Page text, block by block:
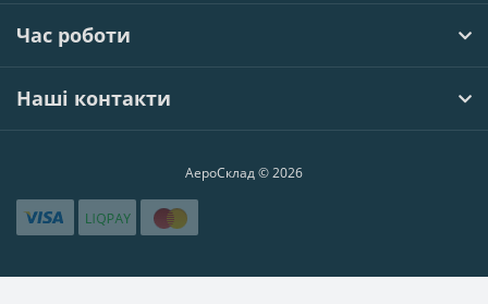
Час роботи
Наші контакти
АероСклад © 2026